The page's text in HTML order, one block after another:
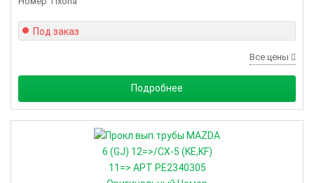
Под заказ
Все цены
Подробнее